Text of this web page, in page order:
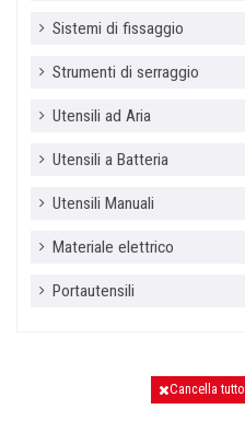
Sistemi di fissaggio
Strumenti di serraggio
Utensili ad Aria
Utensili a Batteria
Utensili Manuali
Materiale elettrico
Portautensili
Cancella tutto